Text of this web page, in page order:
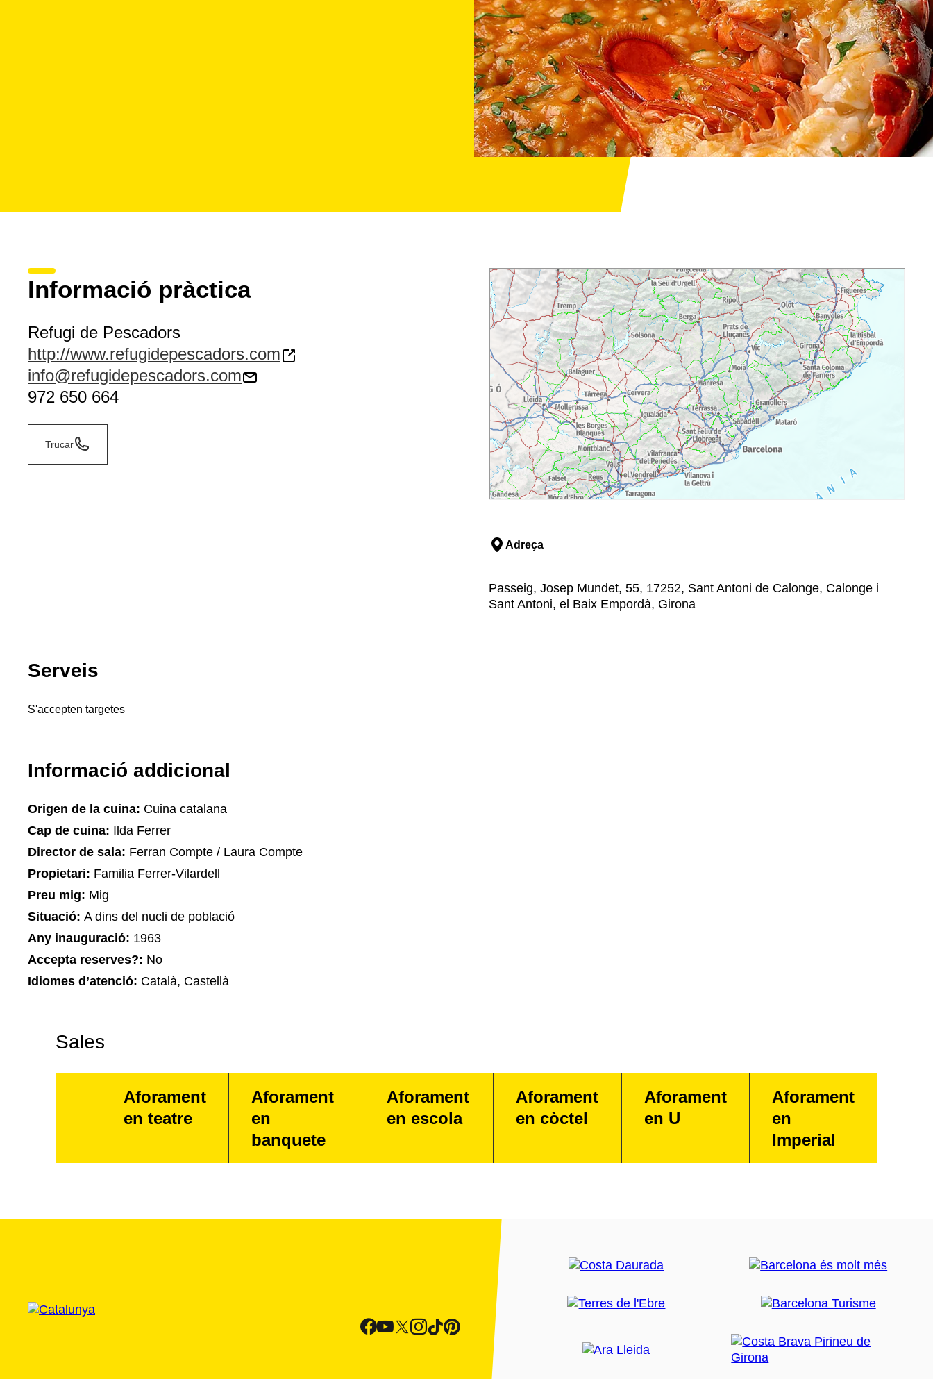
Informació pràctica
Refugi de Pescadors
http://www.refugidepescadors.com
info@refugidepescadors.com
972 650 664
Trucar
Adreça
Passeig, Josep Mundet, 55, 17252, Sant Antoni de Calonge, Calonge i
Sant Antoni, el Baix Empordà, Girona
Serveis
S'accepten targetes
Informació addicional
Origen de la cuina: Cuina catalana
Cap de cuina: Ilda Ferrer
Director de sala: Ferran Compte / Laura Compte
Propietari: Familia Ferrer-Vilardell
Preu mig: Mig
Situació: A dins del nucli de població
Any inauguració: 1963
Accepta reserves?: No
Idiomes d’atenció: Català, Castellà
Sales
Aforament
en teatre
Aforament
en
banquete
Aforament
en escola
Aforament
en còctel
Aforament
en U
Aforament
en
Imperial